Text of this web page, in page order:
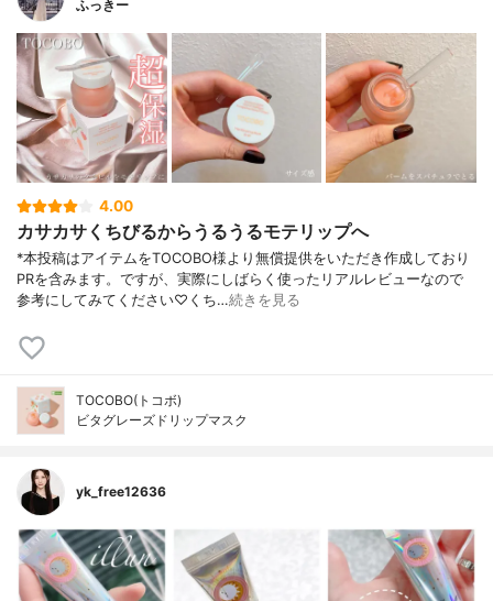
ふっきー
4.00
カサカサくちびるからうるうるモテリップへ
*本投稿はアイテムをTOCOBO様より無償提供をいただき作成しており
PRを含みます。ですが、実際にしばらく使ったリアルレビューなので
参考にしてみてください♡くち…続きを見る
TOCOBO(トコボ)
ビタグレーズドリップマスク
yk_free12636